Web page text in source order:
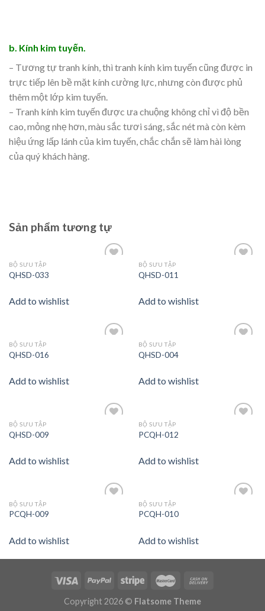
b. Kính kim tuyến.
– Tương tự tranh kính, thì tranh kính kim tuyến cũng được in
trực tiếp lên bề mặt kính cường lực, nhưng còn được phủ
thêm một lớp kim tuyến.
– Tranh kính kim tuyến được ưa chuộng không chỉ vì độ bền
cao, mỏng nhẹ hơn, màu sắc tươi sáng, sắc nét mà còn kèm
hiệu ứng lấp lánh của kim tuyến, chắc chắn sẽ làm hài lòng
của quý khách hàng.
Sản phẩm tương tự
BỘ SƯU TẬP
QHSD-033
Add to wishlist
BỘ SƯU TẬP
QHSD-011
Add to wishlist
BỘ SƯU TẬP
QHSD-016
Add to wishlist
BỘ SƯU TẬP
QHSD-004
Add to wishlist
BỘ SƯU TẬP
QHSD-009
Add to wishlist
BỘ SƯU TẬP
PCQH-012
Add to wishlist
BỘ SƯU TẬP
PCQH-009
Add to wishlist
BỘ SƯU TẬP
PCQH-010
Add to wishlist
Copyright 2026 © Flatsome Theme